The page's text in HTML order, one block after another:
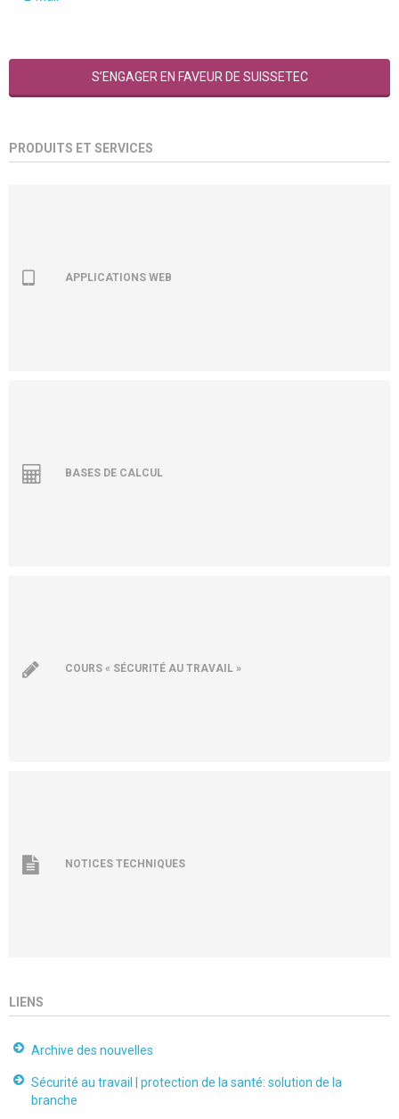
S’ENGAGER EN FAVEUR DE SUISSETEC
PRODUITS ET SERVICES
APPLICATIONS WEB
BASES DE CALCUL
COURS « SÉCURITÉ AU TRAVAIL »
NOTICES TECHNIQUES
LIENS
Archive des nouvelles
Sécurité au travail | protection de la santé: solution de la
branche